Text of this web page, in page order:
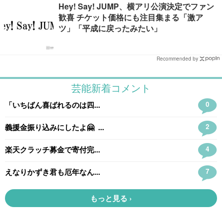
Hey! Say! JUMP、横アリ公演決定でファン
歓喜 チケット価格にも注目集まる「激ア
ツ」「平成に戻ったみたい」
Recommended by